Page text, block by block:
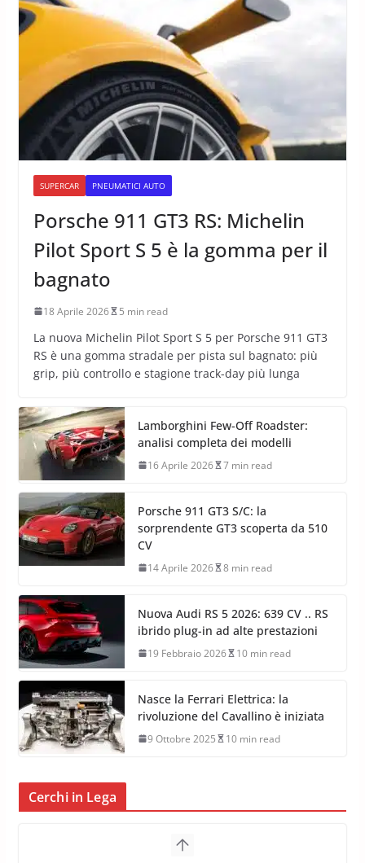
SUPERCAR PNEUMATICI AUTO
Porsche 911 GT3 RS: Michelin
Pilot Sport S 5 è la gomma per il
bagnato
18 Aprile 2026 5 min read
La nuova Michelin Pilot Sport S 5 per Porsche 911 GT3
RS è una gomma stradale per pista sul bagnato: più
grip, più controllo e stagione track-day più lunga
Lamborghini Few-Off Roadster:
analisi completa dei modelli
16 Aprile 2026 7 min read
Porsche 911 GT3 S/C: la
sorprendente GT3 scoperta da 510
CV
14 Aprile 2026 8 min read
Nuova Audi RS 5 2026: 639 CV .. RS
ibrido plug-in ad alte prestazioni
19 Febbraio 2026 10 min read
Nasce la Ferrari Elettrica: la
rivoluzione del Cavallino è iniziata
9 Ottobre 2025 10 min read
Cerchi in Lega